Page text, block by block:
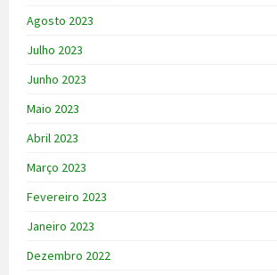
Agosto 2023
Julho 2023
Junho 2023
Maio 2023
Abril 2023
Março 2023
Fevereiro 2023
Janeiro 2023
Dezembro 2022